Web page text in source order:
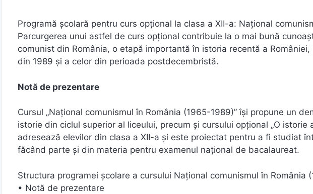
Programă şcolară pentru curs opțional la clasa a XII-a: Naţional
Parcurgerea unui astfel de curs opţional contribuie la o mai bună
comunist din România, o etapă importantă în istoria recentă a
din 1989 şi a celor din perioada postdecembristă.
Notă de prezentare
Cursul „Naţional comunismul în România (1965-1989)” îşi propune un
istorie din ciclul superior al liceului, precum şi cursului opţional „O istorie
adresează elevilor din clasa a XII-a şi este proiectat pentru a fi studiat
făcând parte şi din materia pentru examenul naţional de bacalaureat.
Structura programei şcolare a cursului Naţional comunismul în România
• Notă de prezentare